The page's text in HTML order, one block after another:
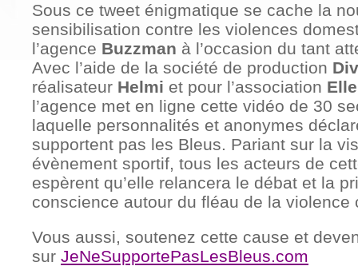
Sous ce tweet énigmatique se cache la
sensibilisation contre les violences
l’agence Buzzman à l’occasion du tant
Avec l’aide de la société de production
réalisateur Helmi et pour l’association
l’agence met en ligne cette vidéo de 30
laquelle personnalités et anonymes
supportent pas les Bleus. Pariant sur la
évènement sportif, tous les acteurs de
espèrent qu’elle relancera le débat et la
conscience autour du fléau de la violence
Vous aussi, soutenez cette cause et
sur JeNeSupportePasLesBleus.com